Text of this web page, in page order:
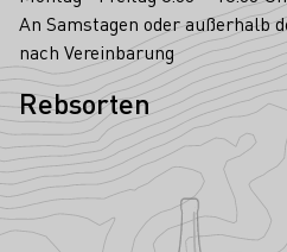
An Samstagen oder außerhalb
nach Vereinbarung
Rebsorten